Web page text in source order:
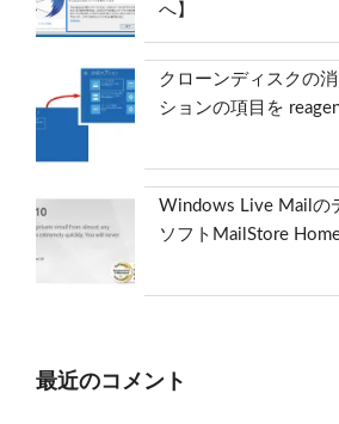
へ】
クローンディスクの
ションの項目を
Windows Live Mailの
ソフトMailStore
最近のコメント